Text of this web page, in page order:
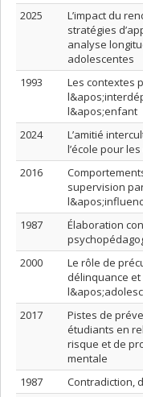
2025
L’impact du
stratégies
analyse
adolescentes
1993
Les contextes
l&apos;enfant
2024
L’amitié
l’école pour
2016
supervision
1987
Élaboration
2000
Le rôle de
délinquance
2017
Pistes de
étudiants en
risque et de
mentale
1987
Contradiction,